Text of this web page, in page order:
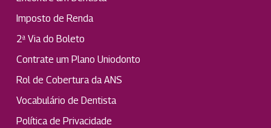
Imposto de Renda
2ª Via do Boleto
Contrate um Plano Uniodonto
Rol de Cobertura da ANS
Vocabulário de Dentista
Política de Privacidade